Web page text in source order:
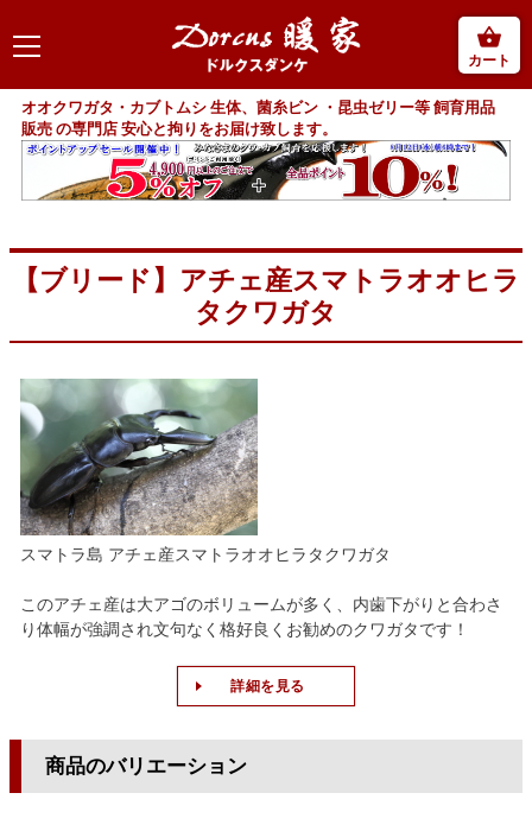
カート
オオクワガタ・カブトムシ 生体、菌糸ビン ・昆虫ゼリー等 飼育用品
販売 の専門店 安心と拘りをお届け致します。
【ブリード】アチェ産スマトラオオヒラ
タクワガタ
スマトラ島 アチェ産スマトラオオヒラタクワガタ
このアチェ産は大アゴのボリュームが多く、内歯下がりと合わさ
り体幅が強調され文句なく格好良くお勧めのクワガタです！
詳細を見る
商品のバリエーション